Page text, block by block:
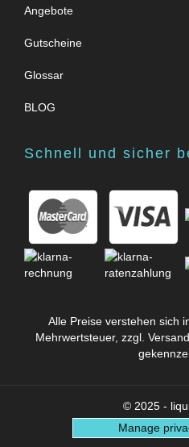
Angebote
Gutscheine
Glossar
BLOG
Schnell und sicher
Alle Preise verstehen sich
Mehrwertsteuer, zzgl.
© 2025 -
Manage